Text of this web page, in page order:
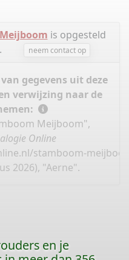
is opgesteld
. neem contact op
gegevens uit deze
verwijzing naar de
Meijboom",
Online
stamboom-
2026), "Aerne".
en je